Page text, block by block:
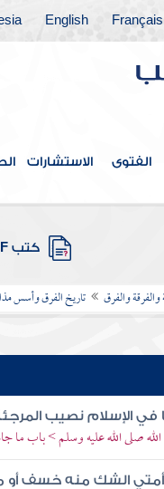
Français
English
الفتوى الاستشارات
كتب PDF
والفرقة والفرق تاريخ الفرق وأسس
الإسلام نصيب
صلى الله عليه وسلم > باب ما
أمتي الشك منه خسف